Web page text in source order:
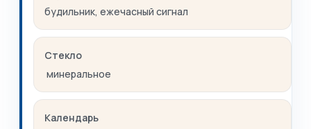
будильник, ежечасный сигнал
Стекло
минеральное
Календарь